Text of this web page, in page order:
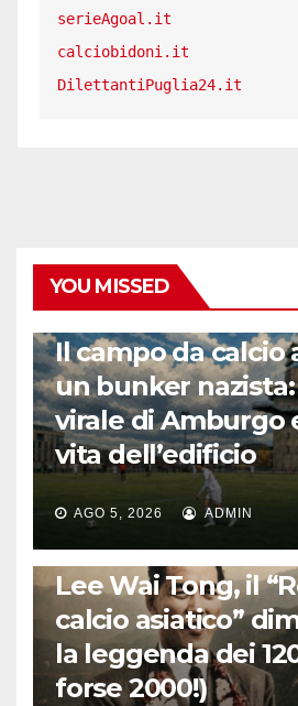
serieAgoal.it
calciobidoni.it
DilettantiPuglia24.it
YOU MISSED
Il campo da calcio
un bunker
virale di Amburgo
vita dell’edificio
AGO 5, 2026 ADMIN
LA STORIA DEL CALCIO
Lee Wai Tong, il
calcio asiatico”
la leggenda dei
forse 2000!)